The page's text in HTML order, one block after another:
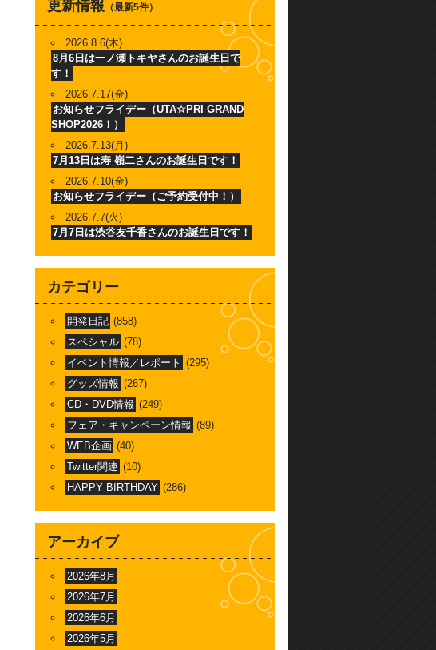
更新情報 （最新5件）
2026.8.6(木)
8月6日は一ノ瀬トキヤさんのお誕生日で
す！
2026.7.17(金)
お知らせフライデー（UTA☆PRI GRAND
SHOP2026！）
2026.7.13(月)
7月13日は寿 嶺二さんのお誕生日です！
2026.7.10(金)
お知らせフライデー（ご予約受付中！）
2026.7.7(火)
7月7日は渋谷友千香さんのお誕生日です！
カテゴリー
開発日記 (858)
スペシャル (78)
イベント情報／レポート (295)
グッズ情報 (267)
CD・DVD情報 (249)
フェア・キャンペーン情報 (89)
WEB企画 (40)
Twitter関連 (10)
HAPPY BIRTHDAY (286)
アーカイブ
2026年8月
2026年7月
2026年6月
2026年5月